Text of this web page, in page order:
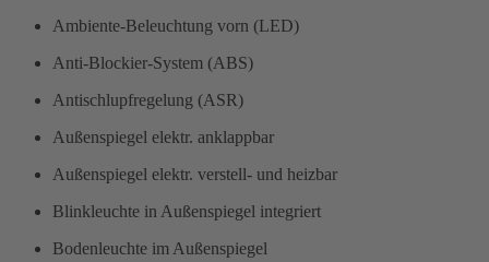
Ambiente-Beleuchtung vorn (LED)
Anti-Blockier-System (ABS)
Antischlupfregelung (ASR)
Außenspiegel elektr. anklappbar
Außenspiegel elektr. verstell- und heizbar
Blinkleuchte in Außenspiegel integriert
Bodenleuchte im Außenspiegel